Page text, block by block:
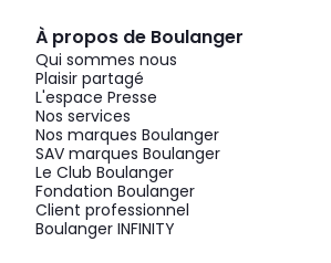
À propos de Boulanger
Qui sommes nous
Plaisir partagé
L'espace Presse
Nos services
Nos marques Boulanger
SAV marques Boulanger
Le Club Boulanger
Fondation Boulanger
Client professionnel
Boulanger INFINITY